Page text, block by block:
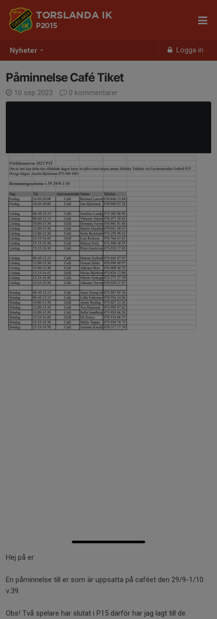
Nyheter Logga in
TORSLANDA IK
P2015
Påminnelse Café Tiket
10 sep 2023 0 kommentarer
Hej på er
En påminnelse till er som är uppsatta på caféet den 29/9-1/10
v.39.
Obs! Två spelare har slutat i P15 därför har jag lagt till de